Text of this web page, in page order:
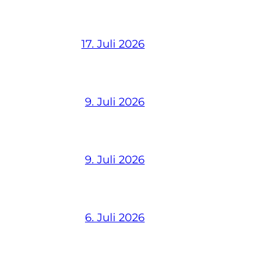
17. Juli 2026
9. Juli 2026
9. Juli 2026
6. Juli 2026